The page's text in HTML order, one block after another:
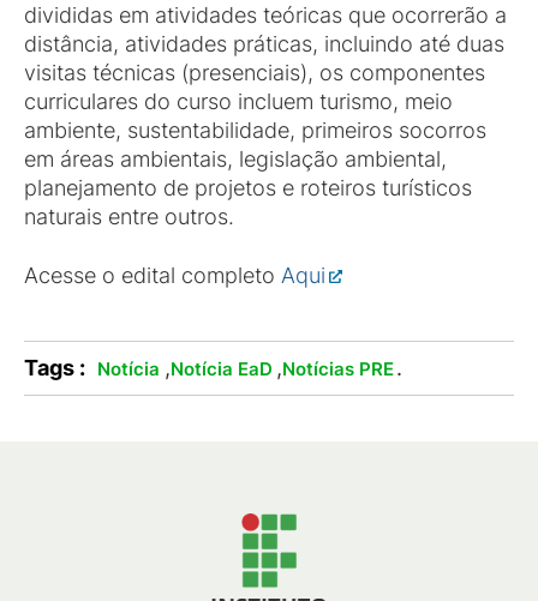
divididas em atividades teóricas que ocorrerão a
distância, atividades práticas, incluindo até duas
visitas técnicas (presenciais), os componentes
curriculares do curso incluem turismo, meio
ambiente, sustentabilidade, primeiros socorros
em áreas ambientais, legislação ambiental,
planejamento de projetos e roteiros turísticos
naturais entre outros.
Acesse o edital completo Aqui
Tags : Notícia ,Notícia EaD ,Notícias PRE.